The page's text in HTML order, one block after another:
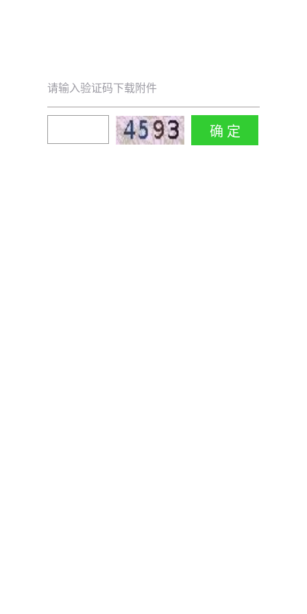
请输入验证码下载附件